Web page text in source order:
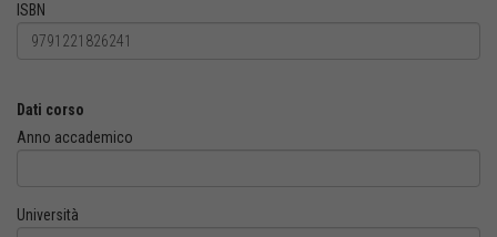
ISBN
Dati corso
Anno accademico
Università